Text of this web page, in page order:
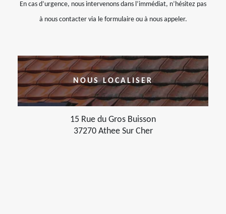
En cas d’urgence, nous intervenons dans l’immédiat, n’hésitez pas
à nous contacter via le formulaire ou à nous appeler.
NOUS LOCALISER
15 Rue du Gros Buisson
37270 Athee Sur Cher